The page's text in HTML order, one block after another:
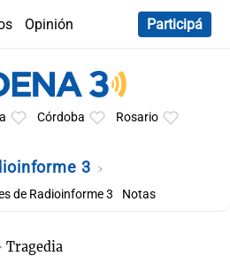
Opinión
Participá
Córdoba Rosario
3
de Radioinforme 3 Notas
Tragedia